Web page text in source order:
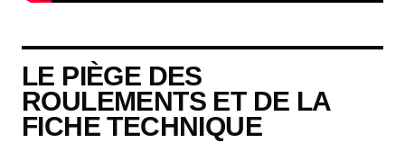
LE PIÈGE DES
ROULEMENTS ET DE LA
FICHE TECHNIQUE